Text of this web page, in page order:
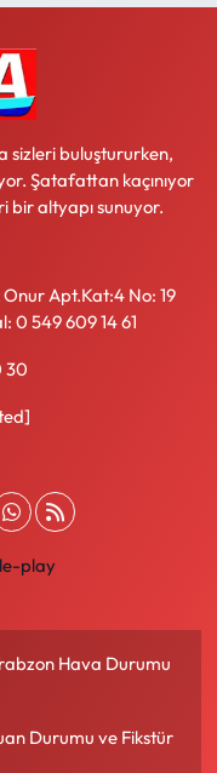
sizleri buluştururken,
Şatafattan kaçınıyor
bir altyapı sunuyor.
Apt.Kat:4 No: 19
0 549 609 14 61
30
Hava Durumu
Durumu ve Fikstür